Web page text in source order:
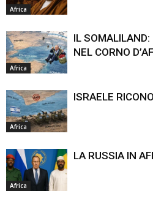
Africa
Africa
IL
NEL CORNO
Africa
ISRAELE
Africa
LA RUSSIA IN